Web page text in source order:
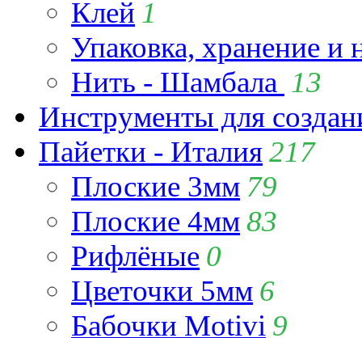
Клей 1
Упаковка, хранение и
Нить - Шамбала 13
Инструменты для
Пайетки - Италия217
Плоские 3мм 79
Плоские 4мм83
Рифлёные 0
Цветочки 5мм 6
Бабочки Motivi 9